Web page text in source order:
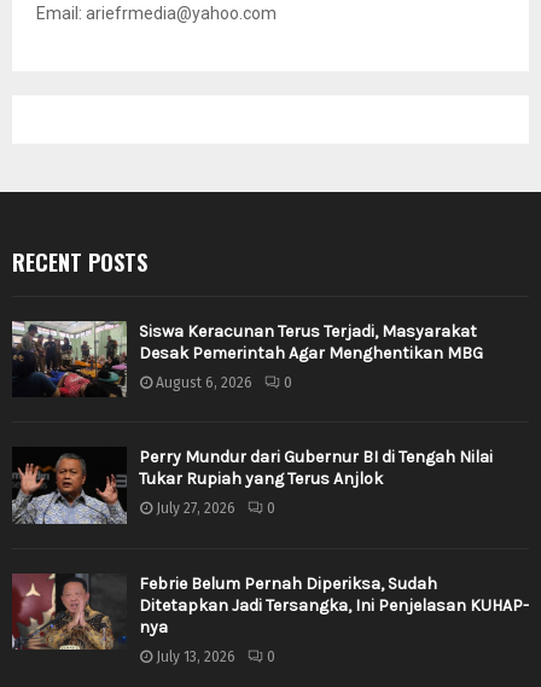
Email: ariefrmedia@yahoo.com
RECENT POSTS
Siswa Keracunan Terus Terjadi, Masyarakat
Desak Pemerintah Agar Menghentikan MBG
August 6, 2026 0
Perry Mundur dari Gubernur BI di Tengah Nilai
Tukar Rupiah yang Terus Anjlok
July 27, 2026 0
Febrie Belum Pernah Diperiksa, Sudah
Ditetapkan Jadi Tersangka, Ini Penjelasan KUHAP-
nya
July 13, 2026 0